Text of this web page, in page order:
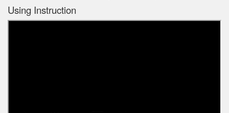
Using Instruction